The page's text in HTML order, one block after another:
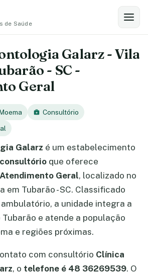
de Saúde
Galarz - Vila
- SC -
Geral
Consultório
Galarz é um estabelecimento
consultório que oferece
Atendimento Geral, localizado no
em Tubarão - SC. Classificado
a unidade integra a
Tubarão e atende a população
e regiões próximas.
com consultório Clínica
, o telefone é 48 36269539. O